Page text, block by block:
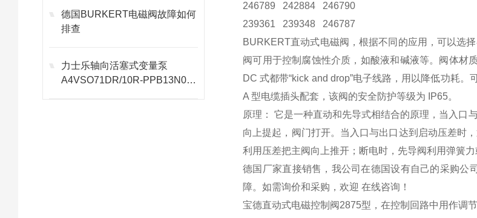
德国BURKERT电磁阀故障如何
排查
力士乐轴向活塞式变量泵
A4VSO71DR/10R-PPB13N00
246789 242884 246790
239361 239348 246787
BURKERT直动式电磁阀，根据不同的应用，可以选
阀可用于控制腐蚀性介质，如酸液和碱液等。阀体材
DC 式都带“kick and drop”电子线路，用以降低功耗
A 型电缆插头配套，该阀的安全防护等级为 IP65。
原理： 它是一种直动和先导式相结合的原理，当入口
向上提起，阀门打开。当入口与出口达到启动压差时
利用压差把主阀向上推开；断电时，先导阀利用弹簧
德国厂家直接销售，我公司在德国设有自己的采购公
障。如需询价和采购，欢迎 在线咨询！
宝德直动式电磁控制阀2875型，在控制回路中用作调